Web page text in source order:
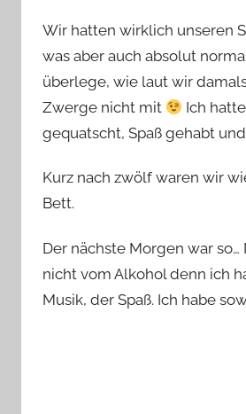
Wir hatten wirklich unseren
was aber auch absolut
überlege, wie laut wir
Zwerge nicht mit
Ich
gequatscht, Spaß gehabt
Kurz nach zwölf waren wir
Bett.
Der nächste Morgen war
nicht vom Alkohol denn ich
Musik, der Spaß. Ich habe